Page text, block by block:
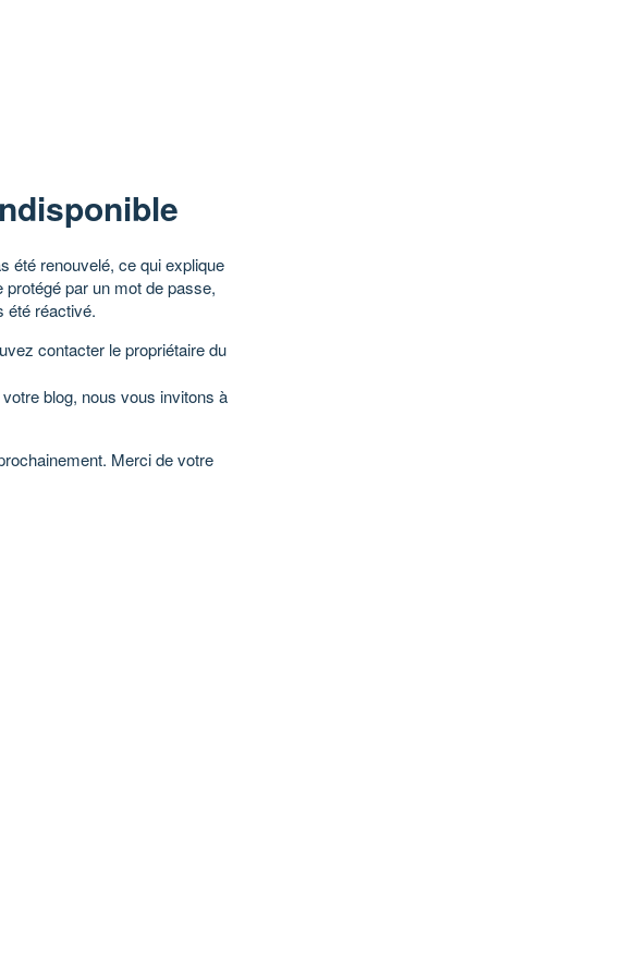
été renouvelé, ce qui explique
par un mot de passe,
été réactivé.
contacter le propriétaire du
blog, nous vous invitons à
Merci de votre